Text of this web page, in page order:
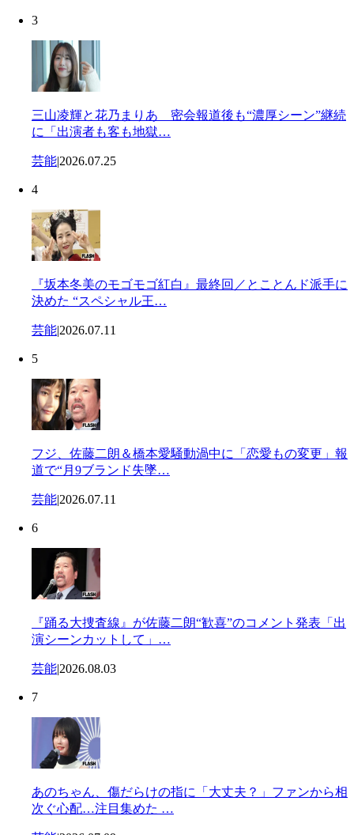
3
三山凌輝と花乃まりあ 密会報道後も“濃厚シーン”継続
に「出演者も客も地獄…
芸能|2026.07.25
4
『坂本冬美のモゴモゴ紅白』最終回／とことんド派手に
決めた “スペシャル王…
芸能|2026.07.11
5
フジ、佐藤二朗＆橋本愛騒動渦中に「恋愛もの変更」報
道で“月9ブランド失墜…
芸能|2026.07.11
6
『踊る大捜査線』が佐藤二朗“歓喜”のコメント発表「出
演シーンカットして」…
芸能|2026.08.03
7
あのちゃん、傷だらけの指に「大丈夫？」ファンから相
次ぐ心配…注目集めた …